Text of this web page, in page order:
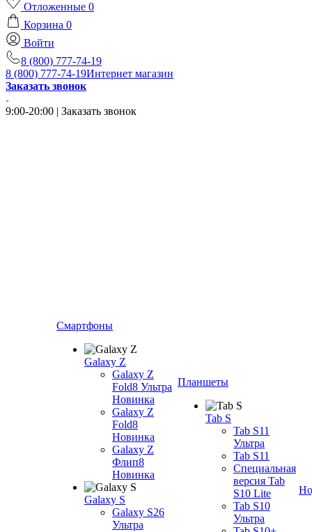
Отложенные 0
Корзина 0
Войти
8 (800) 777-74-19
8 (800) 777-74-19Интернет магазин
Заказать звонок
9:00-20:00 | Заказать звонок
Смартфоны
Galaxy Z
Galaxy Z
Fold8 Ультра
Новинка
Galaxy Z
Fold8
Новинка
Galaxy Z
Флип8
Новинка
Galaxy S
Galaxy S26
Ультра
Планшеты
Tab S
Tab S11
Ультра
Tab S11
Специальная
версия Tab
S10 Lite
Tab S10
Ультра